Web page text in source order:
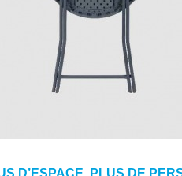
D’ESPACE. PLUS DE